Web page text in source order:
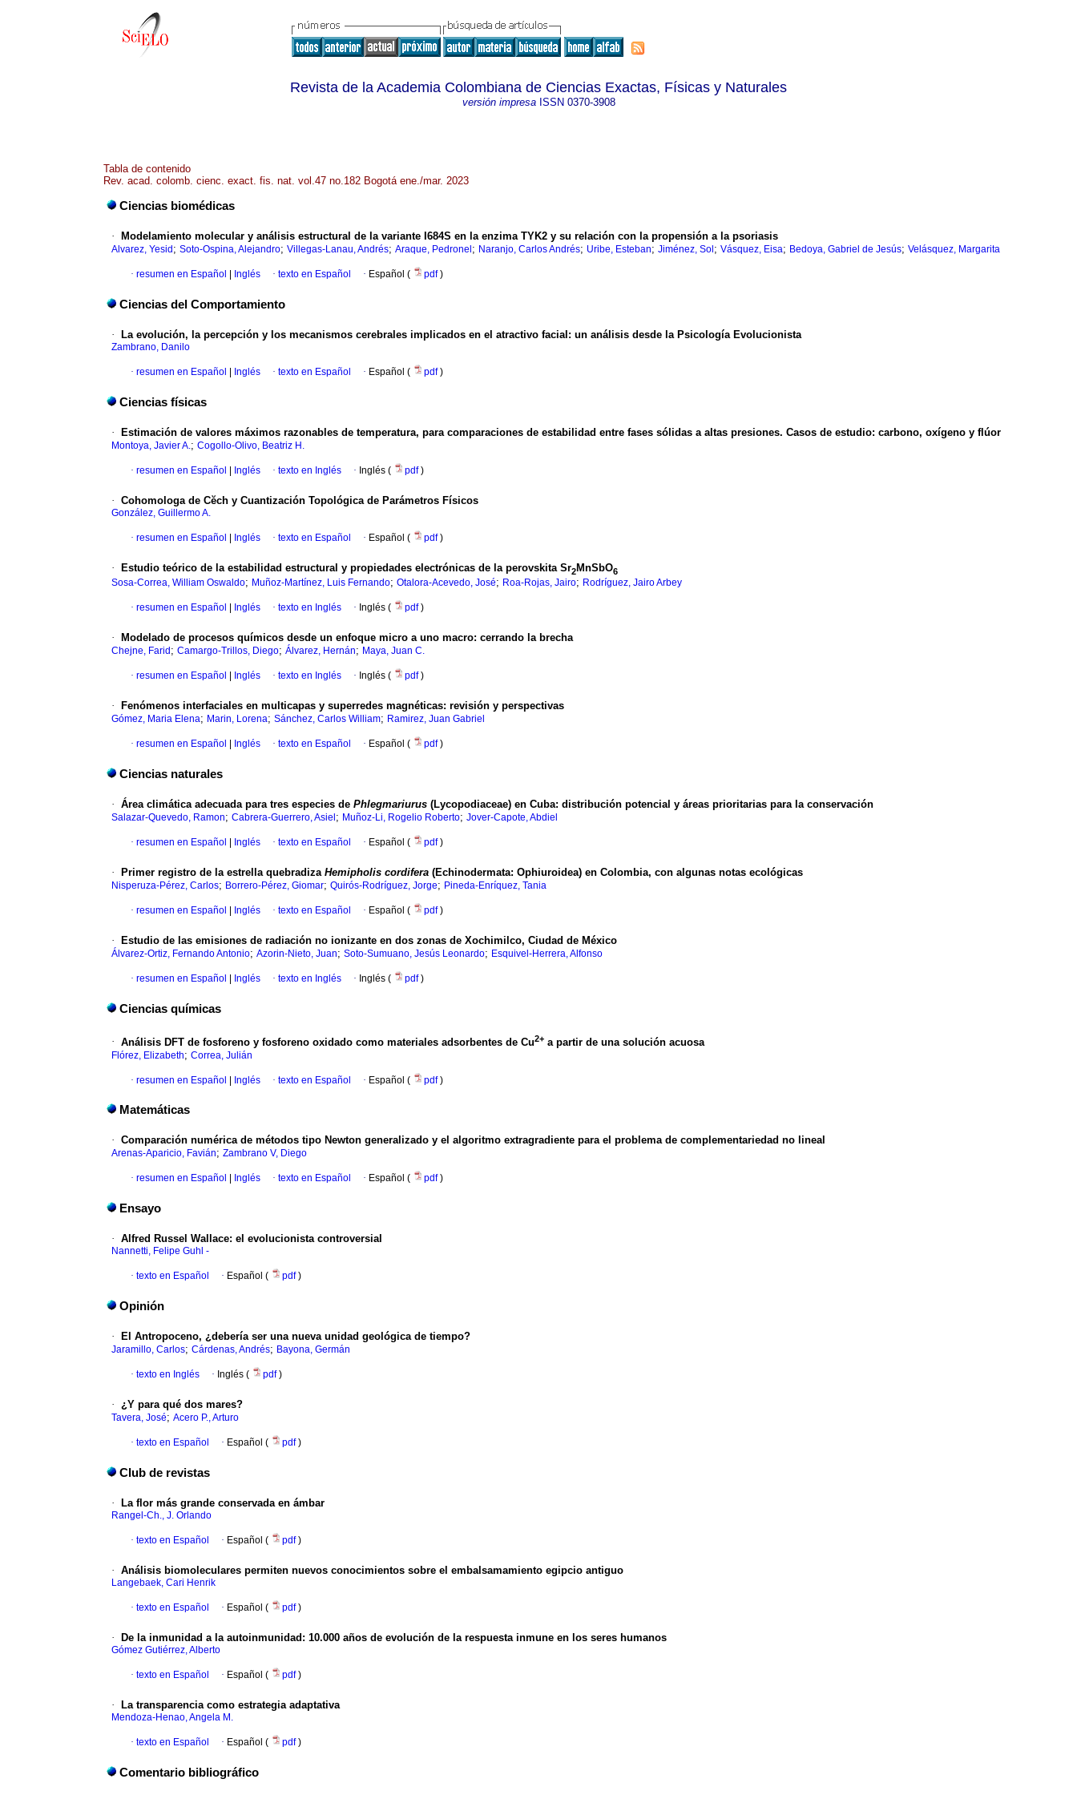
Revista de la Academia Colombiana de Ciencias Exactas, Físicas y Naturales
versión impresaISSN 0370-3908
Tabla de contenido
Rev. acad. colomb. cienc. exact. fis. nat. vol.47 no.182 Bogotá ene./mar. 2023
Ciencias biomédicas
· Modelamiento molecular y análisis estructural de la variante I684S en la enzima TYK2 y su relación con la propensión a la psoriasis
Alvarez, Yesid ; Soto-Ospina, Alejandro; Villegas-Lanau, Andrés; Araque, Pedronel ; Naranjo, Carlos Andrés; Uribe, Esteban; Jiménez, Sol ; Vásquez, Eisa; Bedoya, Gabriel de Jesús; Velásquez, Margarita
· resumen en Español Inglés · texto en Español · Español ( pdf)
Ciencias del Comportamiento
· La evolución, la percepción y los mecanismos cerebrales implicados en el atractivo facial: un análisis desde la Psicología Evolucionista
Zambrano, Danilo
· resumen en Español Inglés · texto en Español · Español ( pdf)
Ciencias físicas
· Estimación de valores máximos razonables de temperatura, para comparaciones de estabilidad entre fases sólidas a altas presiones. Casos de estudio: carbono, oxígeno y flúor
Montoya, Javier A.; Cogollo-Olivo, Beatriz H.
· resumen en Español Inglés · texto en Inglés · Inglés ( pdf)
· Cohomologa de Cĕch y Cuantización Topológica de Parámetros Físicos
González, Guillermo A.
· resumen en Español Inglés · texto en Español · Español ( pdf)
· Estudio teórico de la estabilidad estructural y propiedades electrónicas de la perovskita Sr2MnSbO6
Sosa-Correa, William Oswaldo; Muñoz-Martínez, Luis Fernando; Otalora-Acevedo, José; Roa-Rojas, Jairo; Rodríguez, Jairo Arbey
· resumen en Español Inglés · texto en Inglés · Inglés ( pdf)
· Modelado de procesos químicos desde un enfoque micro a uno macro: cerrando la brecha
Chejne, Farid ; Camargo-Trillos, Diego; Álvarez, Hernán; Maya, Juan C.
· resumen en Español Inglés · texto en Inglés · Inglés ( pdf)
· Fenómenos interfaciales en multicapas y superredes magnéticas: revisión y perspectivas
Gómez, Maria Elena; Marin, Lorena; Sánchez, Carlos William; Ramirez, Juan Gabriel
· resumen en Español Inglés · texto en Español · Español ( pdf)
Ciencias naturales
· Área climática adecuada para tres especies de Phlegmariurus (Lycopodiaceae) en Cuba: distribución potencial y áreas prioritarias para la conservación
Salazar-Quevedo, Ramon; Cabrera-Guerrero, Asiel ; Muñoz-Li, Rogelio Roberto; Jover-Capote, Abdiel
· resumen en Español Inglés · texto en Español · Español ( pdf)
· Primer registro de la estrella quebradiza Hemipholis cordifera (Echinodermata: Ophiuroidea) en Colombia, con algunas notas ecológicas
Nisperuza-Pérez, Carlos; Borrero-Pérez, Giomar; Quirós-Rodríguez, Jorge; Pineda-Enríquez, Tania
· resumen en Español Inglés · texto en Español · Español ( pdf)
· Estudio de las emisiones de radiación no ionizante en dos zonas de Xochimilco, Ciudad de México
Álvarez-Ortiz, Fernando Antonio; Azorin-Nieto, Juan; Soto-Sumuano, Jesús Leonardo; Esquivel-Herrera, Alfonso
· resumen en Español Inglés · texto en Inglés · Inglés ( pdf)
Ciencias químicas
· Análisis DFT de fosforeno y fosforeno oxidado como materiales adsorbentes de Cu2+ a partir de una solución acuosa
Flórez, Elizabeth; Correa, Julián
· resumen en Español | Inglés · texto en Español · Español ( pdf)
Matemáticas
· Comparación numérica de métodos tipo Newton generalizado y el algoritmo extragradiente para el problema de complementariedad no lineal
Arenas-Aparicio, Favián; Zambrano V, Diego
· resumen en Español Inglés · texto en Español · Español ( pdf)
Ensayo
· Alfred Russel Wallace: el evolucionista controversial
Nannetti, Felipe Guhl -
· texto en Español · Español ( pdf)
Opinión
· El Antropoceno, ¿debería ser una nueva unidad geológica de tiempo?
Jaramillo, Carlos; Cárdenas, Andrés; Bayona, Germán
· texto en Inglés · Inglés ( pdf)
· ¿Y para qué dos mares?
Tavera, José; Acero P., Arturo
· texto en Español · Español ( pdf)
Club de revistas
· La flor más grande conservada en ámbar
Rangel-Ch., J. Orlando
· texto en Español · Español ( pdf)
· Análisis biomoleculares permiten nuevos conocimientos sobre el embalsamamiento egipcio antiguo
Langebaek, Cari Henrik
· texto en Español · Español ( pdf)
· De la inmunidad a la autoinmunidad: 10.000 años de evolución de la respuesta inmune en los seres humanos
Gómez Gutiérrez, Alberto
· texto en Español · Español ( pdf)
· La transparencia como estrategia adaptativa
Mendoza-Henao, Angela M.
· texto en Español · Español ( pdf)
Comentario bibliográfico